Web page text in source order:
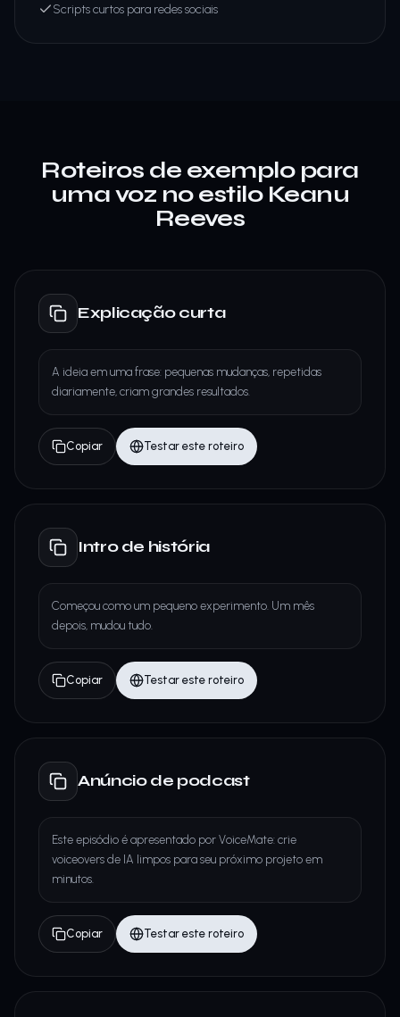
Scripts curtos para redes sociais
Roteiros de exemplo para
uma voz no estilo Keanu
Reeves
Explicação curta
A ideia em uma frase: pequenas mudanças, repetidas
diariamente, criam grandes resultados.
Copiar Testar este roteiro
Intro de história
Começou como um pequeno experimento. Um mês
depois, mudou tudo.
Copiar Testar este roteiro
Anúncio de podcast
Este episódio é apresentado por VoiceMate: crie
voiceovers de IA limpos para seu próximo projeto em
minutos.
Copiar Testar este roteiro